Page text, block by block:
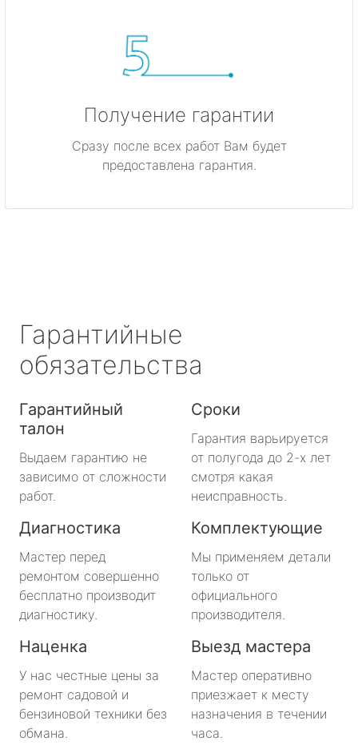
Получение гарантии
Сразу после всех работ Вам будет
предоставлена гарантия.
Гарантийные
обязательства
Гарантийный
талон
Выдаем гарантию не
зависимо от сложности
работ.
Сроки
Гарантия варьируется
от полугода до 2-х лет
смотря какая
неисправность.
Диагностика
Мастер перед
ремонтом совершенно
бесплатно производит
диагностику.
Комплектующие
Мы применяем детали
только от
официального
производителя.
Наценка
У нас честные цены за
ремонт садовой и
бензиновой техники без
обмана.
Выезд мастера
Мастер оперативно
приезжает к месту
назначения в течении
часа.